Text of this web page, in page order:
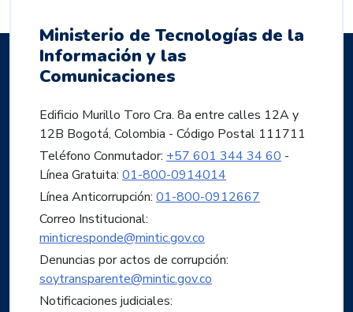
Ministerio de Tecnologías de la
Información y las
Comunicaciones
Edificio Murillo Toro Cra. 8a entre calles 12A y
12B Bogotá, Colombia - Código Postal 111711
Teléfono Conmutador: +57 601 344 34 60 -
Línea Gratuita: 01-800-0914014
Línea Anticorrupción: 01-800-0912667
Correo Institucional:
minticresponde@mintic.gov.co
Denuncias por actos de corrupción:
soytransparente@mintic.gov.co
Notificaciones judiciales: